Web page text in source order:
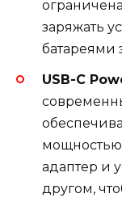
заряжать
батареями
USB-C
адаптер и
другом,